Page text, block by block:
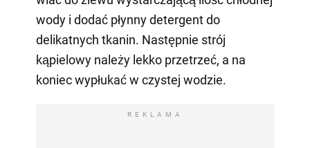
wody i dodać płynny detergent do
delikatnych tkanin. Następnie strój
kąpielowy należy lekko przetrzeć, a na
koniec wypłukać w czystej wodzie.
REKLAMA